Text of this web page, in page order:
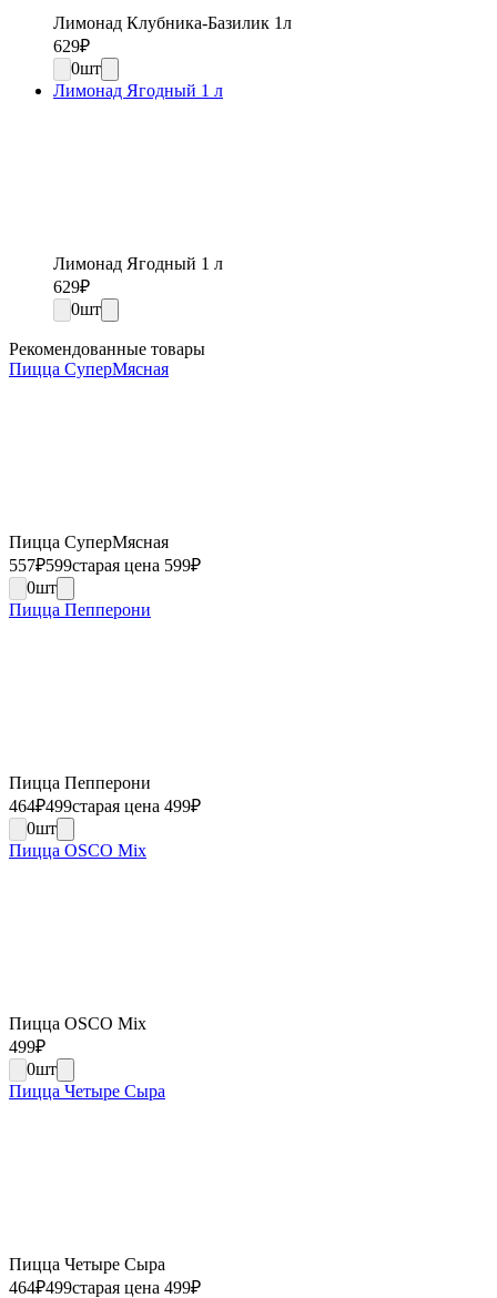
Лимонад Клубника-Базилик 1л
629₽
0шт
Лимонад Ягодный 1 л
Лимонад Ягодный 1 л
629₽
0шт
Рекомендованные товары
Пицца СуперМясная
Пицца СуперМясная
557₽599старая цена 599₽
0шт
Пицца Пепперони
Пицца Пепперони
464₽499старая цена 499₽
0шт
Пицца OSCO Mix
Пицца OSCO Mix
499₽
0шт
Пицца Четыре Сыра
Пицца Четыре Сыра
464₽499старая цена 499₽